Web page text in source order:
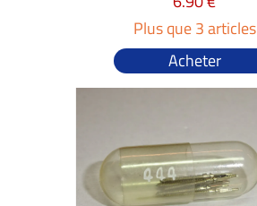
Plus que 3 articles
Acheter